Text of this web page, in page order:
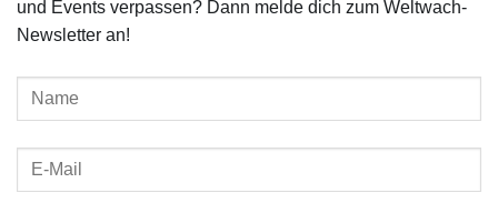
und Events verpassen? Dann melde dich zum Weltwach-
Newsletter an!